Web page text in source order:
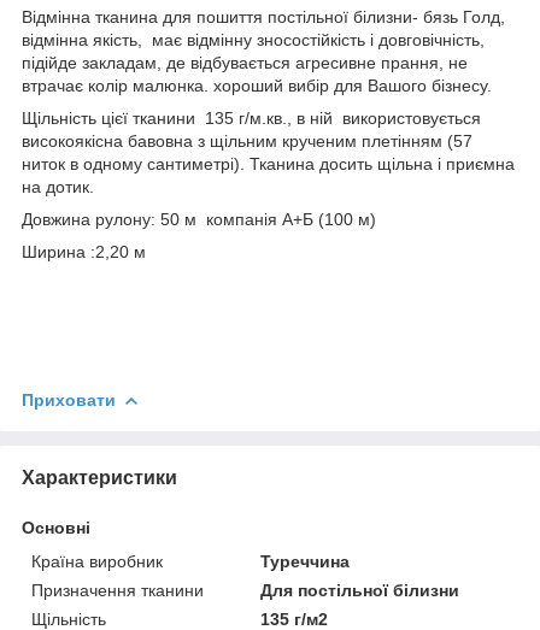
Відмінна тканина для пошиття постільної білизни- бязь Голд,
відмінна якість, має відмінну зносостійкість і довговічність,
підійде закладам, де відбувається агресивне прання, не
втрачає колір малюнка. хороший вибір для Вашого бізнесу.
Щільність цієї тканини 135 г/м.кв., в ній використовується
високоякісна бавовна з щільним крученим плетінням (57
ниток в одному сантиметрі). Тканина досить щільна і приємна
на дотик.
Довжина рулону: 50 м компанія А+Б (100 м)
Ширина :2,20 м
Приховати
Характеристики
Основні
Країна виробник
Туреччина
Призначення тканини
Для постільної білизни
Щільність
135 г/м2